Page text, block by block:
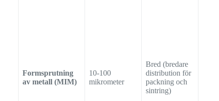
Formsprutning
av metall (MIM)
10-100
mikrometer
Bred (bredare
distribution för
packning och
sintring)